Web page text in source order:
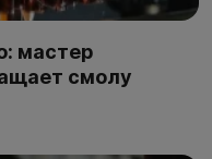
мастер
смолу